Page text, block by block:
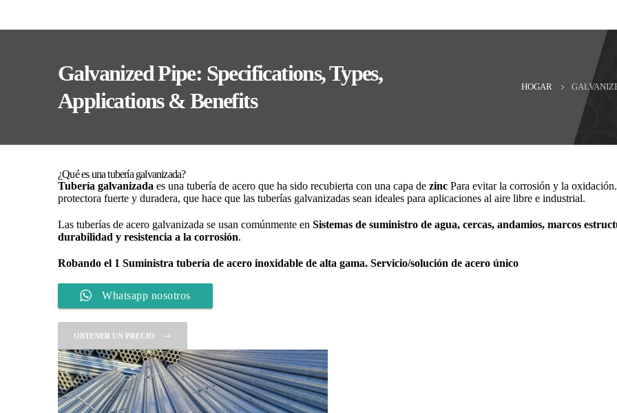
Galvanized Pipe: Specifications, Types,
Applications & Benefits
HOGAR
¿Qué es una tubería galvanizada?
Tubería galvanizada es una tubería de acero que ha sido recubierta con una capa de zinc Para evitar la corrosión y la
protectora fuerte y duradera, que hace que las tuberías galvanizadas sean ideales para aplicaciones al aire libre e industrial.
Las tuberías de acero galvanizada se usan comúnmente en Sistemas de suministro de agua, cercas, andamios, marcos
durabilidad y resistencia a la corrosión.
Robando el 1 Suministra tubería de acero inoxidable de alta gama. Servicio/solución de acero único
Whatsapp nosotros
OBTENER UN PRECIO